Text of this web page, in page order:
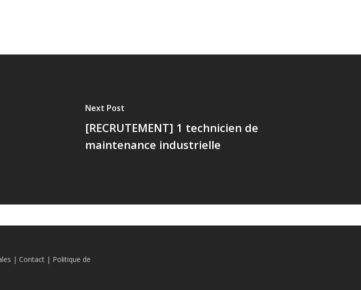
Next Post
[RECRUTEMENT] 1 technicien de
maintenance industrielle
| Contact| Politique de